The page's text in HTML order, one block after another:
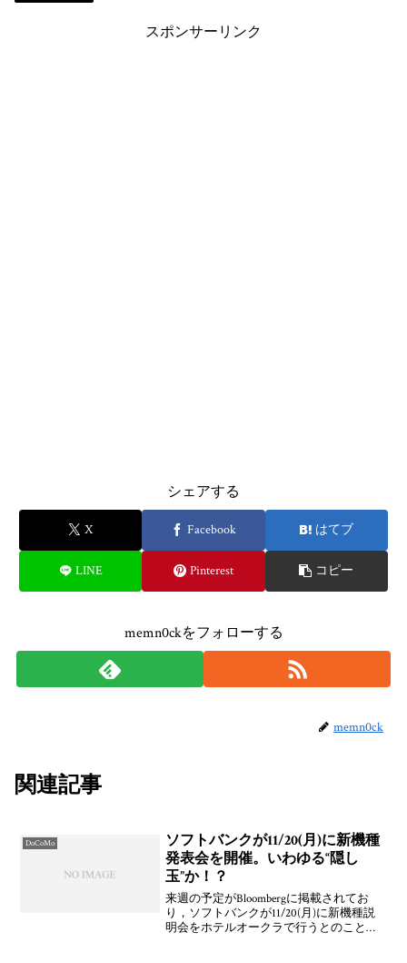
スポンサーリンク
シェアする
X Facebook はてブ
LINE Pinterest コピー
memn0ckをフォローする
memn0ck
関連記事
DoCoMo
ソフトバンクが11/20(月)に新機種
発表会を開催。いわゆる“隠し
玉”か！？
来週の予定がBloombergに掲載されてお
り，ソフトバンクが11/20(月)に新機種説
明会をホテルオークラで行うとのこと。